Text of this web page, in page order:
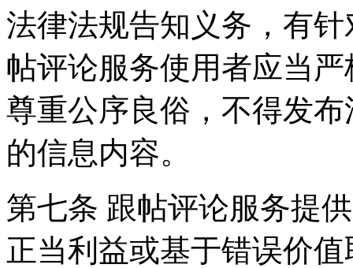
法律法规告知义务，有
帖评论服务使用者应当
尊重公序良俗，不得发
的信息内容。
第七条 跟帖评论服务提
正当利益或基于错误价